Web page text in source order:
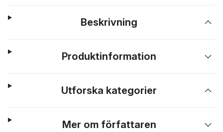
Beskrivning
Produktinformation
Utforska kategorier
Mer om författaren